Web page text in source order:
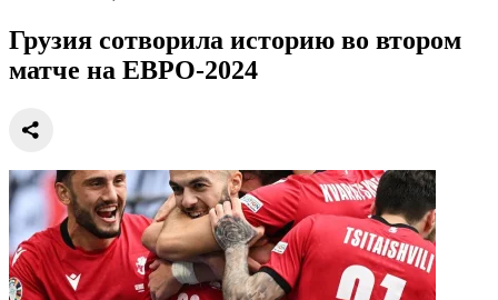
Грузия сотворила историю во втором
матче на ЕВРО-2024